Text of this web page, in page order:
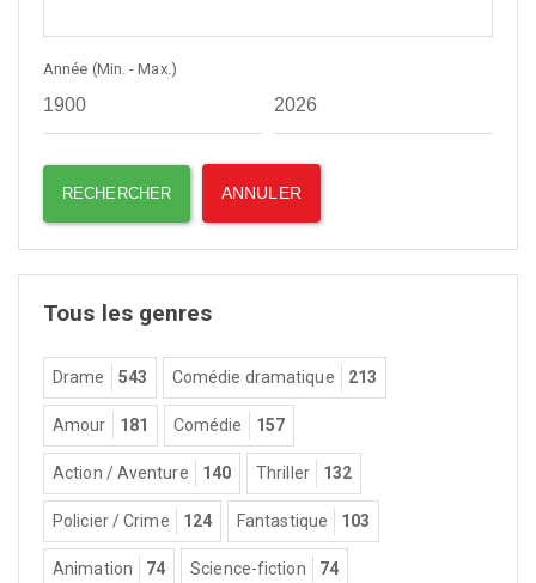
Année (Min. - Max.)
Tous les genres
Drame 543 Comédie dramatique 213
Amour 181 Comédie 157
Action / Aventure 140 Thriller 132
Policier / Crime 124 Fantastique 103
Animation 74 Science-fiction 74